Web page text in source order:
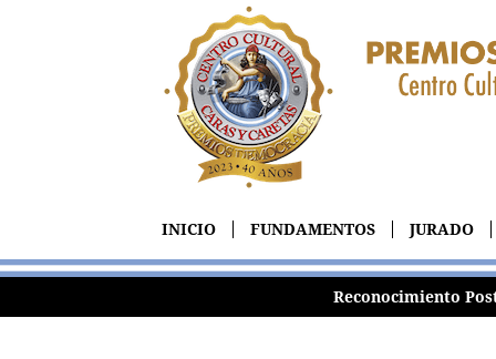
INICIO FUNDAMENTOS JURADO
Reconocimiento